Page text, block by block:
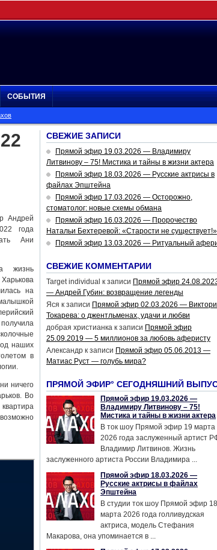
СОБЫТИЯ
Андрей
года
Ани
жизнь
на
наших
в
ничего
Во
СВЕЖИЕ ЗАПИСИ
Прямой эфир 19.03.2026 — Владимиру
Литвинову – 75! Мистика и тайны в жизни актера
Прямой эфир 18.03.2026 — Русские актрисы в
файлах Эпштейна
Прямой эфир 17.03.2026 — Осторожно,
стоматолог: новые схемы обмана
Прямой эфир 16.03.2026 — Пророчество
Натальи Бехтеревой: «Старости не существует!»
Прямой эфир 13.03.2026 — Ритуальный
СВЕЖИЕ КОММЕНТАРИИ
Target individual к записи Прямой эфир
— Андрей Губин: возвращение легенды
Яся к записи Прямой эфир 02.03.2026 —
Токарева: о джентльменах, удачи и любви
добрая христианка к записи Прямой эфир
25.09.2019 — 5 миллионов за любовь аферисту
Александр к записи Прямой эфир 05.06.2013 —
Матиас Руст — голубь мира?
ПРЯМОЙ ЭФИР° СЕГОДНЯШНИЙ
Прямой эфир 19.03.2026 —
Владимиру Литвинову – 75!
Мистика и тайны в жизни актера
В ток шоу Прямой эфир 19 марта
2026 года заслуженный артист
Владимир Литвинов. Жизнь
заслуженного артиста России Владимира ...
Прямой эфир 18.03.2026 —
Русские актрисы в файлах
Эпштейна
В студии ток шоу Прямой эфир 18
марта 2026 года голливудская
актриса, модель Стефания
Макарова, она упоминается в ...